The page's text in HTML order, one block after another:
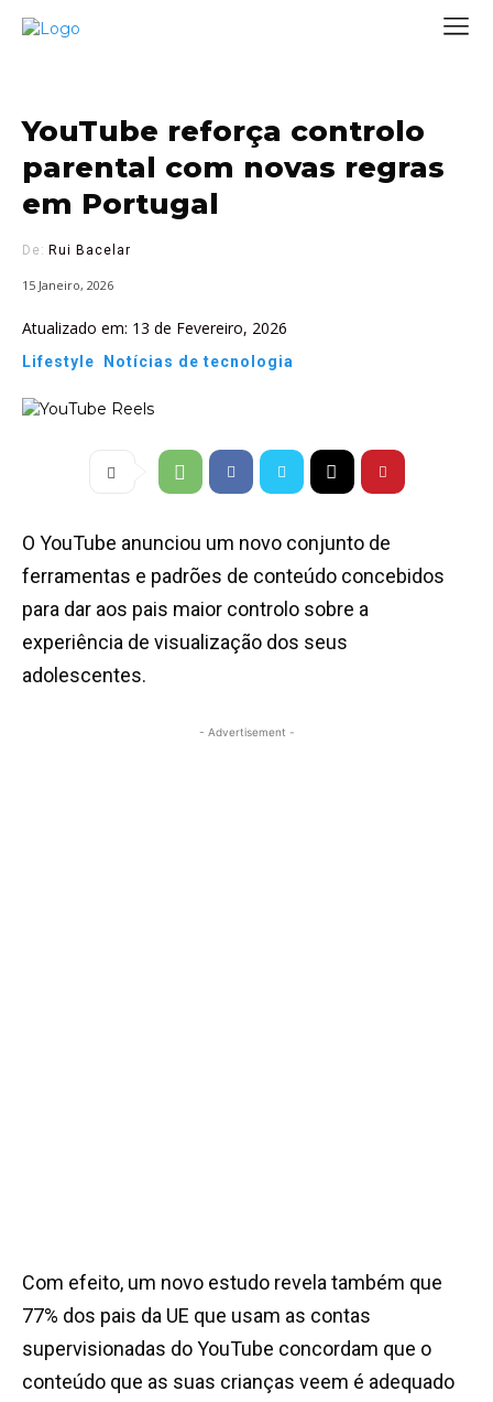
YouTube reforça controlo
parental com novas regras
em Portugal
De: Rui Bacelar
15 Janeiro, 2026
Atualizado em: 13 de Fevereiro, 2026
Lifestyle Notícias de tecnologia
O YouTube anunciou um novo conjunto de
ferramentas e padrões de conteúdo concebidos
para dar aos pais maior controlo sobre a
experiência de visualização dos seus
adolescentes.
- Advertisement -
Com efeito, um novo estudo revela também que
77% dos pais da UE que usam as contas
supervisionadas do YouTube concordam que o
conteúdo que as suas crianças veem é adequado